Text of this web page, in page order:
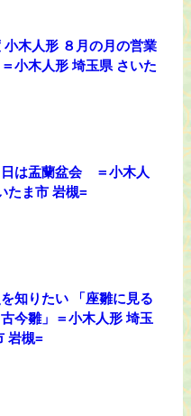
小木人形 ８月の月の営業
小木人形 埼玉県 さいた
日は盂蘭盆会 ＝小木人
たま市 岩槻=
知りたい 「座雛に見る
今雛」＝小木人形 埼玉
岩槻=